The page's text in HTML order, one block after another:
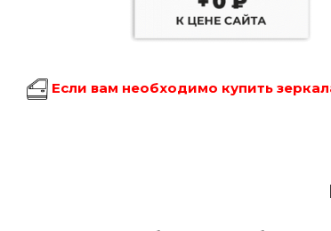
Если вам необходимо купить